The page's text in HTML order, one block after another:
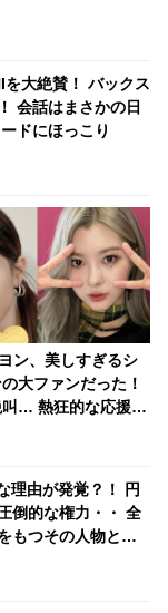
大絶賛！ バックス
会話はまさかの日
ドにほっこり
ン、美しすぎるシ
大ファンだった！
… 熱狂的な応援を
理由が発覚？！ 円
倒的な権力・・ 全
もつその人物とは